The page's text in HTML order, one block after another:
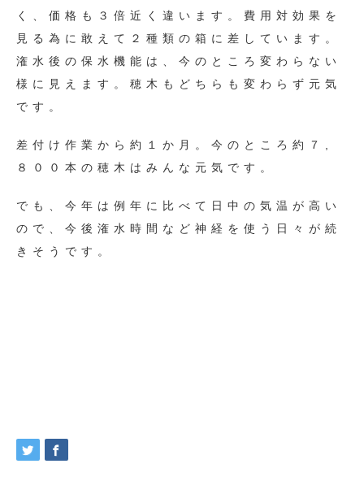
く、価格も３倍近く違います。費用対効果を
見る為に敢えて２種類の箱に差しています。
潅水後の保水機能は、今のところ変わらない
様に見えます。穂木もどちらも変わらず元気
です。
差付け作業から約１か月。今のところ約７,
８００本の穂木はみんな元気です。
でも、今年は例年に比べて日中の気温が高い
ので、今後潅水時間など神経を使う日々が続
きそうです。